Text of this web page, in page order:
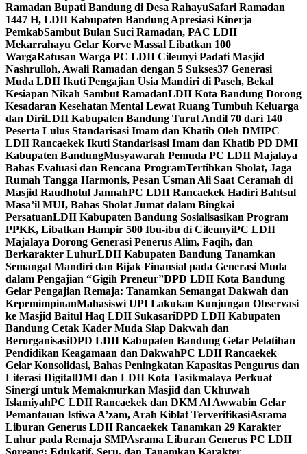
Ramadan Bupati Bandung di Desa RahayuSafari Ramadan
1447 H, LDII Kabupaten Bandung Apresiasi Kinerja
PemkabSambut Bulan Suci Ramadan, PAC LDII
Mekarrahayu Gelar Korve Massal Libatkan 100
WargaRatusan Warga PC LDII Cileunyi Padati Masjid
Nashrulloh, Awali Ramadan dengan 5 Sukses37 Generasi
Muda LDII Ikuti Pengajian Usia Mandiri di Paseh, Bekal
Kesiapan Nikah Sambut RamadanLDII Kota Bandung Dorong
Kesadaran Kesehatan Mental Lewat Ruang Tumbuh Keluarga
dan DiriLDII Kabupaten Bandung Turut Andil 70 dari 140
Peserta Lulus Standarisasi Imam dan Khatib Oleh DMIPC
LDII Rancaekek Ikuti Standarisasi Imam dan Khatib PD DMI
Kabupaten BandungMusyawarah Pemuda PC LDII Majalaya
Bahas Evaluasi dan Rencana ProgramTertibkan Sholat, Jaga
Rumah Tangga Harmonis, Pesan Usman Ali Saat Ceramah di
Masjid Raudhotul JannahPC LDII Rancaekek Hadiri Bahtsul
Masa’il MUI, Bahas Sholat Jumat dalam Bingkai
PersatuanLDII Kabupaten Bandung Sosialisasikan Program
PPKK, Libatkan Hampir 500 Ibu-ibu di CileunyiPC LDII
Majalaya Dorong Generasi Penerus Alim, Faqih, dan
Berkarakter LuhurLDII Kabupaten Bandung Tanamkan
Semangat Mandiri dan Bijak Finansial pada Generasi Muda
dalam Pengajian “Gigih Preneur”DPD LDII Kota Bandung
Gelar Pengajian Remaja: Tanamkan Semangat Dakwah dan
KepemimpinanMahasiswi UPI Lakukan Kunjungan Observasi
ke Masjid Baitul Haq LDII SukasariDPD LDII Kabupaten
Bandung Cetak Kader Muda Siap Dakwah dan
BerorganisasiDPD LDII Kabupaten Bandung Gelar Pelatihan
Pendidikan Keagamaan dan DakwahPC LDII Rancaekek
Gelar Konsolidasi, Bahas Peningkatan Kapasitas Pengurus dan
Literasi DigitalDMI dan LDII Kota Tasikmalaya Perkuat
Sinergi untuk Memakmurkan Masjid dan Ukhuwah
IslamiyahPC LDII Rancaekek dan DKM Al Awwabin Gelar
Pemantauan Istiwa A’zam, Arah Kiblat TerverifikasiAsrama
Liburan Generus LDII Rancaekek Tanamkan 29 Karakter
Luhur pada Remaja SMPAsrama Liburan Generus PC LDII
Soreang: Edukatif, Seru, dan Tanamkan Karakter